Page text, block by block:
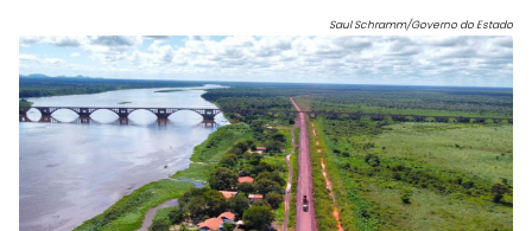
Saul Schramm/Governo do Estado